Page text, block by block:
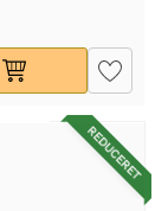
REDUCERET